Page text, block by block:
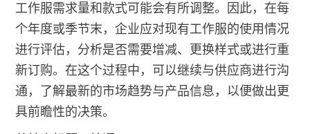
工作服需求量和款式可能会有所调整。因此，在每
个年度或季节末，企业应对现有工作服的使用情况
进行评估，分析是否需要增减、更换样式或进行重
新订购。在这个过程中，可以继续与供应商进行沟
通，了解最新的市场趋势与产品信息，以便做出更
具前瞻性的决策。